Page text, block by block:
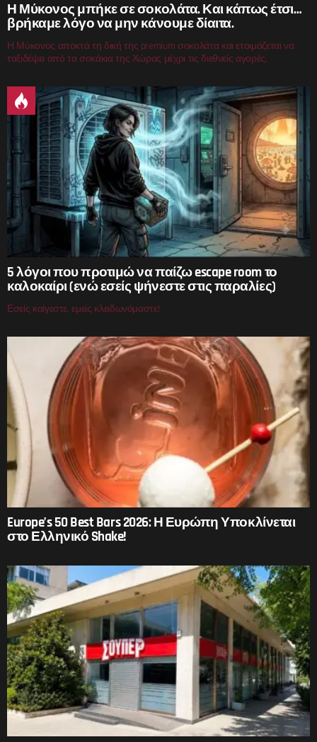
Η Μύκονος μπήκε σε σοκολάτα. Και κάπως έτσι…
βρήκαμε λόγο να μην κάνουμε δίαιτα.
Η Μύκονος αποκτά τη δική της premium σοκολάτα και ετοιμάζεται να
ταξιδέψει από τα σοκάκια της Χώρας μέχρι τις διεθνείς αγορές.
5 λόγοι που προτιμώ να παίζω escape room το
καλοκαίρι (ενώ εσείς ψήνεστε στις παραλίες)
Εσείς καίγεστε, εμείς κλειδωνόμαστε!
Europe’s 50 Best Bars 2026: Η Ευρώπη Υποκλίνεται
στο Ελληνικό Shake!